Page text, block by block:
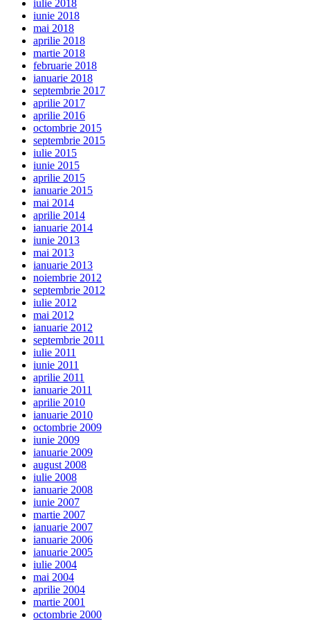
iulie 2018
iunie 2018
mai 2018
aprilie 2018
martie 2018
februarie 2018
ianuarie 2018
septembrie 2017
aprilie 2017
aprilie 2016
octombrie 2015
septembrie 2015
iulie 2015
iunie 2015
aprilie 2015
ianuarie 2015
mai 2014
aprilie 2014
ianuarie 2014
iunie 2013
mai 2013
ianuarie 2013
noiembrie 2012
septembrie 2012
iulie 2012
mai 2012
ianuarie 2012
septembrie 2011
iulie 2011
iunie 2011
aprilie 2011
ianuarie 2011
aprilie 2010
ianuarie 2010
octombrie 2009
iunie 2009
ianuarie 2009
august 2008
iulie 2008
ianuarie 2008
iunie 2007
martie 2007
ianuarie 2007
ianuarie 2006
ianuarie 2005
iulie 2004
mai 2004
aprilie 2004
martie 2001
octombrie 2000